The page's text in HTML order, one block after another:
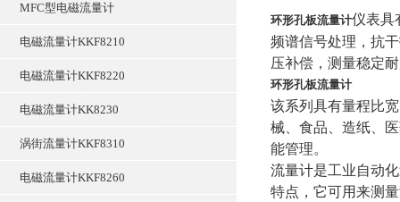
MFC型电磁流量计
电磁流量计KKF8210
电磁流量计KKF8220
电磁流量计KK8230
涡街流量计KKF8310
电磁流量计KKF8260
环形孔板流量计仪表具
频谱信号处理，抗
压补偿，测量稳定
环形孔板流量计
该系列具有量程比
械、食品、造纸、
能管理。
流量计是工业自动
特点，它可用来测